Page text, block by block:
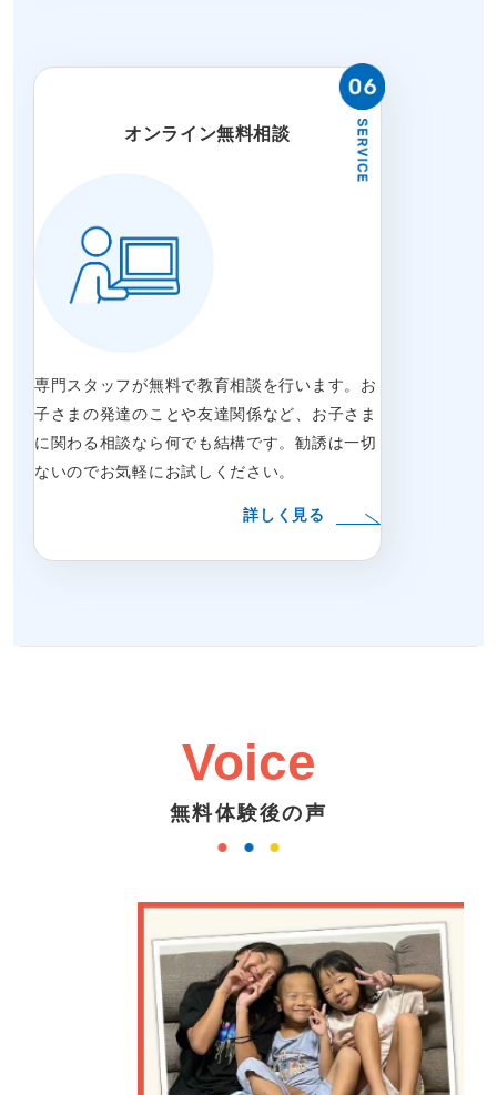
オンライン無料相談
専門スタッフが無料で教育相談を行います。お
子さまの発達のことや友達関係など、お子さま
に関わる相談なら何でも結構です。勧誘は一切
ないのでお気軽にお試しください。
詳しく見る
Voice
無料体験後の声